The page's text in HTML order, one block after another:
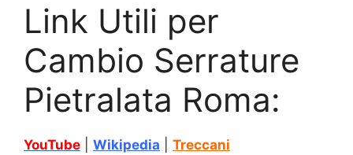
Link Utili per
Cambio Serrature
Pietralata Roma:
YouTube Wikipedia Treccani